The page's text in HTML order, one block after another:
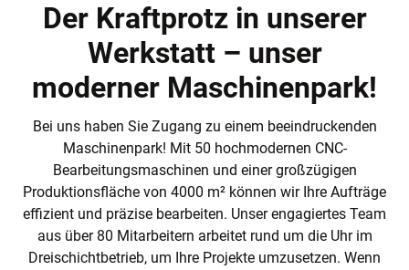
Der Kraftprotz in unserer
Werkstatt – unser
moderner Maschinenpark!
Bei uns haben Sie Zugang zu einem beeindruckenden
Maschinenpark! Mit 50 hochmodernen CNC-
Bearbeitungsmaschinen und einer großzügigen
Produktionsfläche von 4000 m² können wir Ihre Aufträge
effizient und präzise bearbeiten. Unser engagiertes Team
aus über 80 Mitarbeitern arbeitet rund um die Uhr im
Dreischichtbetrieb, um Ihre Projekte umzusetzen. Wenn